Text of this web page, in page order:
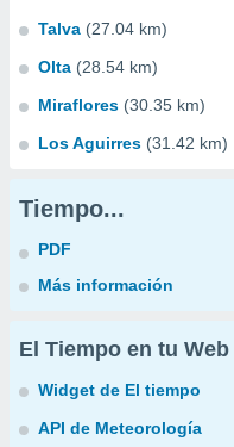
Talva (27.04 km)
Olta (28.54 km)
Miraflores (30.35 km)
Los Aguirres (31.42 km)
Tiempo...
PDF
Más información
El Tiempo en tu Web
Widget de El tiempo
API de Meteorología